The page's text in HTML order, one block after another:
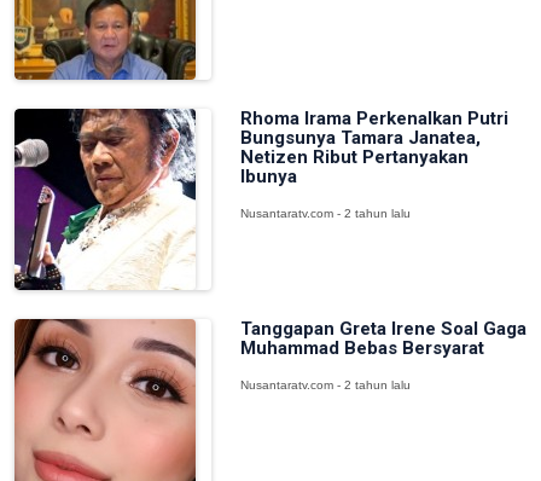
Rhoma Irama Perkenalkan Putri
Bungsunya Tamara Janatea,
Netizen Ribut Pertanyakan
Ibunya
Nusantaratv.com - 2 tahun lalu
Tanggapan Greta Irene Soal Gaga
Muhammad Bebas Bersyarat
Nusantaratv.com - 2 tahun lalu